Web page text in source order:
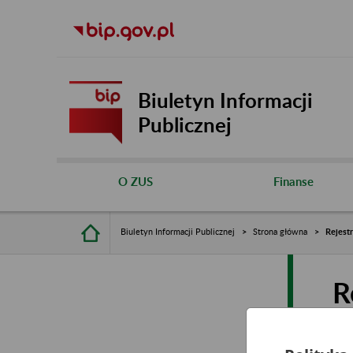
Biuletyn Informacji
Publicznej
O ZUS Finanse
Biuletyn Informacji Publicznej Strona główna